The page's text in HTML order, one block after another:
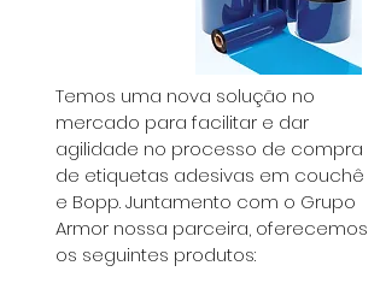
Temos uma nova solução no
mercado para facilitar e dar
agilidade no processo de compra
de etiquetas adesivas em couchê
e Bopp. Juntamento com o Grupo
Armor nossa parceira, oferecemos
os seguintes produtos: